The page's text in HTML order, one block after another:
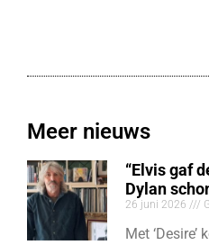
Meer nieuws
“Elvis gaf
Dylan
26 juni 2026
Met